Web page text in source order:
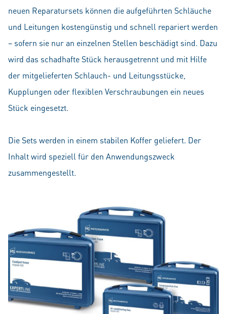
neuen Reparatursets können die aufgeführten Schläuche
und Leitungen kostengünstig und schnell repariert werden
– sofern sie nur an einzelnen Stellen beschädigt sind. Dazu
wird das schadhafte Stück herausgetrennt und mit Hilfe
der mitgelieferten Schlauch- und Leitungsstücke,
Kupplungen oder flexiblen Verschraubungen ein neues
Stück eingesetzt.
Die Sets werden in einem stabilen Koffer geliefert. Der
Inhalt wird speziell für den Anwendungszweck
zusammengestellt.